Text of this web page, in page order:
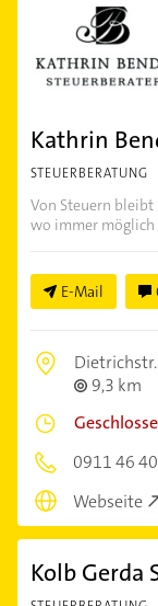
Kathrin
STEUERBERATUNG
Von Steuern bleibt
wo immer möglich
E-Mail
9,3 km
0911 46
Webseite
Kolb Gerda